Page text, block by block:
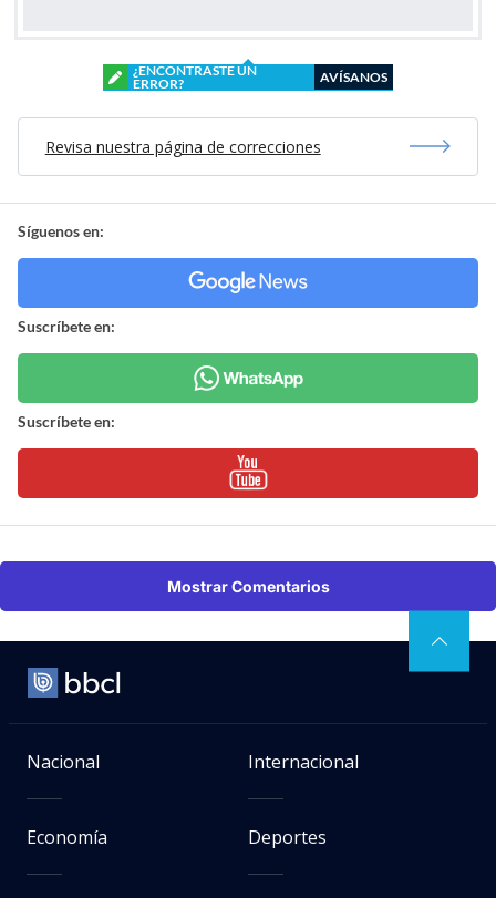
¿ENCONTRASTE UN
ERROR?
AVÍSANOS
Revisa nuestra página de correcciones
Síguenos en:
Suscríbete en:
Suscríbete en:
Mostrar Comentarios
Nacional Internacional
Economía Deportes